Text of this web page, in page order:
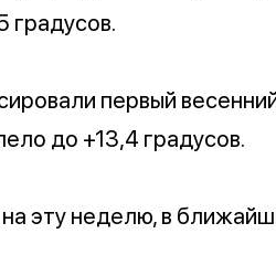
градусов.
первый
до +13,4 градусов.
эту неделю, в